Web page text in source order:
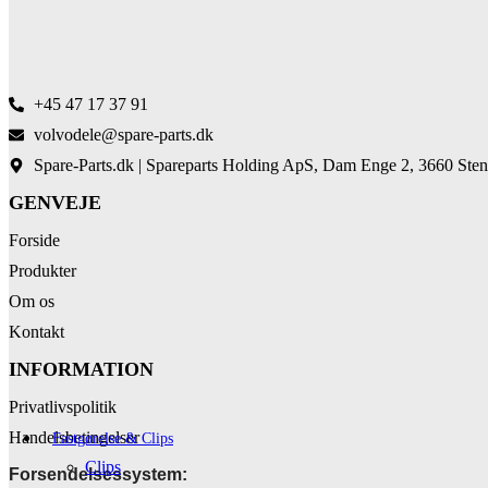
Fastgørelse & Clips
Clips
+45 47 17 37 91
volvodele@spare-parts.dk
Spare-Parts.dk | Spareparts Holding ApS, Dam Enge 2, 3660
GENVEJE
Forside
Produkter
Om os
Kontakt
INFORMATION
Privatlivspolitik
Handelsbetingelser
Forsendelsessystem: